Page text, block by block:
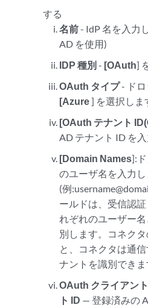
する
名前- IdP 名を入力
AD を使用)
IDP 種別- [OAuth]
OAuth タイプ- ドロ
[Azure] を選択しま
[OAuth テナント
AD テナント ID を入
[Domain Names]:
のユーザ名を入力し
(例
ールドは、受信認
れぞれのユーザー
別します。コネク
と、コネクタは通
ナントを識別できま
OAuth クライアン
ト ID — 登録済みの